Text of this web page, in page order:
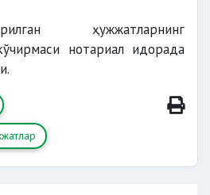
ҳужжатларнинг
нотариал идорада